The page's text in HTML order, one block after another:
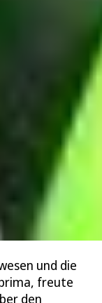
und die
freute
den